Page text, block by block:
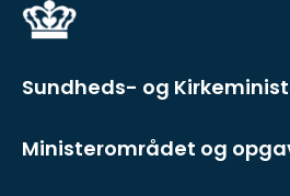
Sundheds- og
Ministerområdet og